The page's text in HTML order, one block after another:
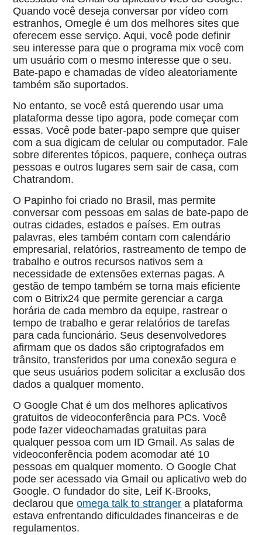
Quando você deseja conversar por vídeo com
estranhos, Omegle é um dos melhores sites que
oferecem esse serviço. Aqui, você pode definir
seu interesse para que o programa mix você com
um usuário com o mesmo interesse que o seu.
Bate-papo e chamadas de vídeo aleatoriamente
também são suportados.
No entanto, se você está querendo usar uma
plataforma desse tipo agora, pode começar com
essas. Você pode bater-papo sempre que quiser
com a sua digicam de celular ou computador. Fale
sobre diferentes tópicos, paquere, conheça outras
pessoas e outros lugares sem sair de casa, com
Chatrandom.
O Papinho foi criado no Brasil, mas permite
conversar com pessoas em salas de bate-papo de
outras cidades, estados e países. Em outras
palavras, eles também contam com calendário
empresarial, relatórios, rastreamento de tempo de
trabalho e outros recursos nativos sem a
necessidade de extensões externas pagas. A
gestão de tempo também se torna mais eficiente
com o Bitrix24 que permite gerenciar a carga
horária de cada membro da equipe, rastrear o
tempo de trabalho e gerar relatórios de tarefas
para cada funcionário. Seus desenvolvedores
afirmam que os dados são criptografados em
trânsito, transferidos por uma conexão segura e
que seus usuários podem solicitar a exclusão dos
dados a qualquer momento.
O Google Chat é um dos melhores aplicativos
gratuitos de videoconferência para PCs. Você
pode fazer videochamadas gratuitas para
qualquer pessoa com um ID Gmail. As salas de
videoconferência podem acomodar até 10
pessoas em qualquer momento. O Google Chat
pode ser acessado via Gmail ou aplicativo web do
Google. O fundador do site, Leif K-Brooks,
declarou queomega talk to stranger a plataforma
estava enfrentando dificuldades financeiras e de
regulamentos.